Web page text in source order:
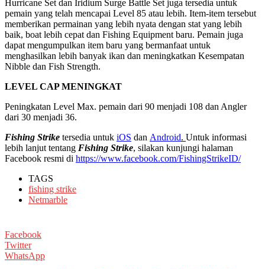
Hurricane Set dan Iridium Surge Battle Set juga tersedia untuk
pemain yang telah mencapai Level 85 atau lebih. Item-item tersebut
memberikan permainan yang lebih nyata dengan stat yang lebih
baik, boat lebih cepat dan Fishing Equipment baru. Pemain juga
dapat mengumpulkan item baru yang bermanfaat untuk
menghasilkan lebih banyak ikan dan meningkatkan Kesempatan
Nibble dan Fish Strength.
LEVEL CAP MENINGKAT
Peningkatan Level Max. pemain dari 90 menjadi 108 dan Angler
dari 30 menjadi 36.
Fishing Strike tersedia untuk iOS dan Android. Untuk informasi
lebih lanjut tentang Fishing Strike, silakan kunjungi halaman
Facebook resmi di https://www.facebook.com/FishingStrikeID/
TAGS
fishing strike
Netmarble
Facebook
Twitter
WhatsApp